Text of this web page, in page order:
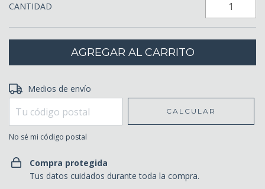
CANTIDAD
Entregas para el CP:
Medios de envío
CALCULAR
No sé mi código postal
Compra protegida
Tus datos cuidados durante toda la compra.